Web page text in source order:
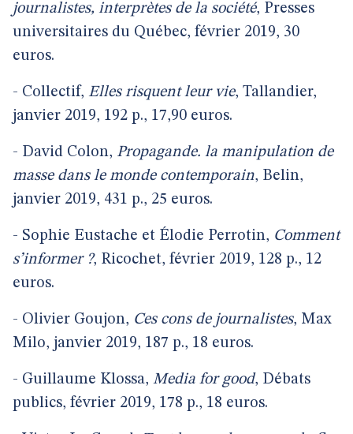
journalistes, interprètes de la société, Presses
universitaires du Québec, février 2019, 30
euros.
- Collectif, Elles risquent leur vie, Tallandier,
janvier 2019, 192 p., 17,90 euros.
- David Colon, Propagande. la manipulation de
masse dans le monde contemporain, Belin,
janvier 2019, 431 p., 25 euros.
- Sophie Eustache et Élodie Perrotin, Comment
s’informer ?, Ricochet, février 2019, 128 p., 12
euros.
- Olivier Goujon, Ces cons de journalistes, Max
Milo, janvier 2019, 187 p., 18 euros.
- Guillaume Klossa, Media for good, Débats
publics, février 2019, 178 p., 18 euros.